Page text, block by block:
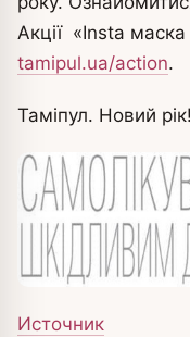
Акції «Insta
tamipul.ua/action.
Таміпул. Новий
Источник